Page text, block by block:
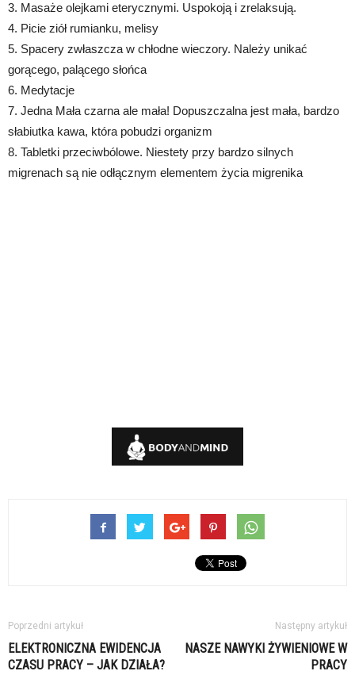
3. Masaże olejkami eterycznymi. Uspokoją i zrelaksują.
4. Picie ziół rumianku, melisy
5. Spacery zwłaszcza w chłodne wieczory. Należy unikać
gorącego, palącego słońca
6. Medytacje
7. Jedna Mała czarna ale mała! Dopuszczalna jest mała, bardzo
słabiutka kawa, która pobudzi organizm
8. Tabletki przeciwbólowe. Niestety przy bardzo silnych
migrenach są nie odłącznym elementem życia migrenika
Poprzedni artykuł
ELEKTRONICZNA EWIDENCJA
CZASU PRACY – JAK DZIAŁA?
Następny artykuł
NASZE NAWYKI ŻYWIENIOWE W
PRACY